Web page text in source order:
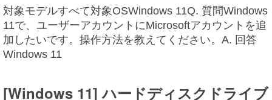
対象モデルすべて対象OSWindows 11Q. 質問Windows
11で、ユーザーアカウントにMicrosoftアカウントを追
加したいです。操作方法を教えてください。A. 回答
Windows 11
[Windows 11] ハードディスクドライブ